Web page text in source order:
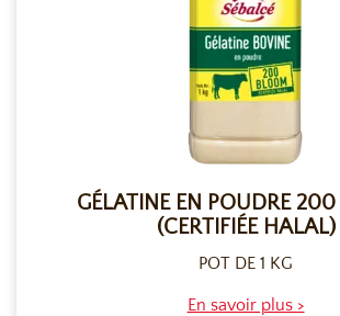
GÉLATINE EN POUDRE
(CERTIFIÉE HALAL)
POT DE 1 KG
En savoir plus >